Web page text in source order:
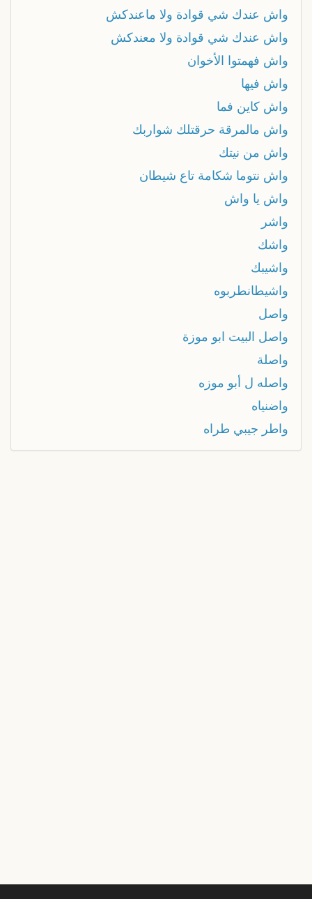
واش عندك شي قوادة ولا ماعندكش
واش عندك شي قوادة ولا معندكش
واش فهمتوا الأخوان
واش فيها
واش كاين فما
واش مالمرقة حرقتلك شواربك
واش من نيتك
واش نتوما شكامة تاع شيطان
واش يا واش
واشر
واشك
واشيبك
واشيطانطربوه
واصل
واصل البيت ابو موزة
واصلة
واصله ل أبو موزه
واضنياه
واطر جيبي طراه